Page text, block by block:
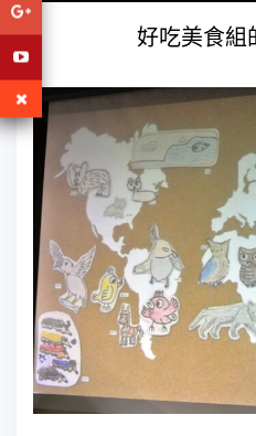
好吃美食組